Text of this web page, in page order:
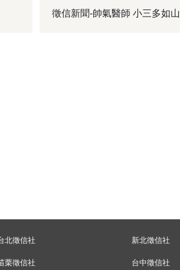
徵信新聞-帥氣醫師 小三多如山
北徵信社 新北徵信社
栗徵信社 台中徵信社